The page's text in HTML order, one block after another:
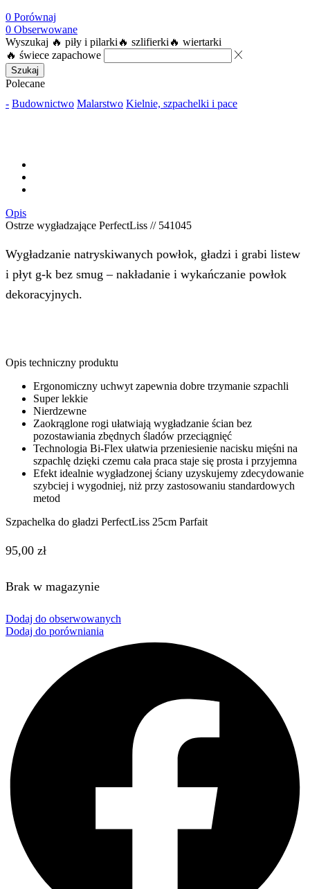
0 Porównaj
0 Obserwowane
Wyszukaj 🔥 piły i pilarki 🔥 szlifierki 🔥 wiertarki
🔥 świece zapachowe
Szukaj
Polecane
- Budownictwo Malarstwo Kielnie, szpachelki i pace
Opis
Ostrze wygładzające PerfectLiss // 541045
Wygładzanie natryskiwanych powłok, gładzi i grabi listew
i płyt g-k bez smug – nakładanie i wykańczanie powłok
dekoracyjnych.
Opis techniczny produktu
Ergonomiczny uchwyt zapewnia dobre trzymanie szpachli
Super lekkie
Nierdzewne
Zaokrąglone rogi ułatwiają wygładzanie ścian bez
pozostawiania zbędnych śladów przeciągnięć
Technologia Bi-Flex ułatwia przeniesienie nacisku mięśni na
szpachlę dzięki czemu cała praca staje się prosta i przyjemna
Efekt idealnie wygładzonej ściany uzyskujemy zdecydowanie
szybciej i wygodniej, niż przy zastosowaniu standardowych
metod
Szpachelka do gładzi PerfectLiss 25cm Parfait
95,00 zł
Brak w magazynie
Dodaj do obserwowanych
Dodaj do porówniania